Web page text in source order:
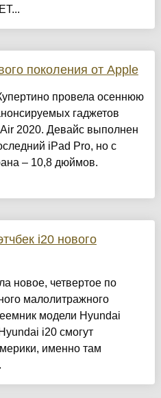
поколения от Apple
провела осеннюю
гаджетов
2020. Девайс выполнен
iPad Pro, но с
– 10,8 дюймов.
i20 нового
новое, четвертое по
малолитражного
модели Hyundai
i20 смогут
именно там